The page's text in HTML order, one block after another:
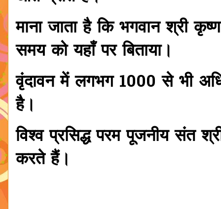
माना जाता है कि भगवान श्री
समय को यहाँ पर बिताया।
वृंदावन में लगभग 1000 से भी
है।
विश्व प्रसिद्ध परम पूजनीय संत
करते हैं।